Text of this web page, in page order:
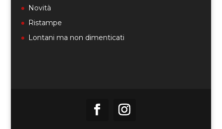
Novità
Ristampe
Lontani ma non dimenticati